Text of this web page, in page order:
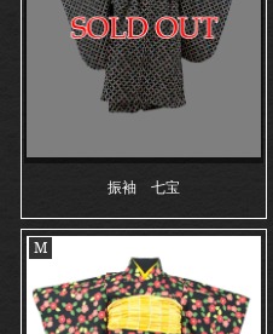
振袖 七宝
M